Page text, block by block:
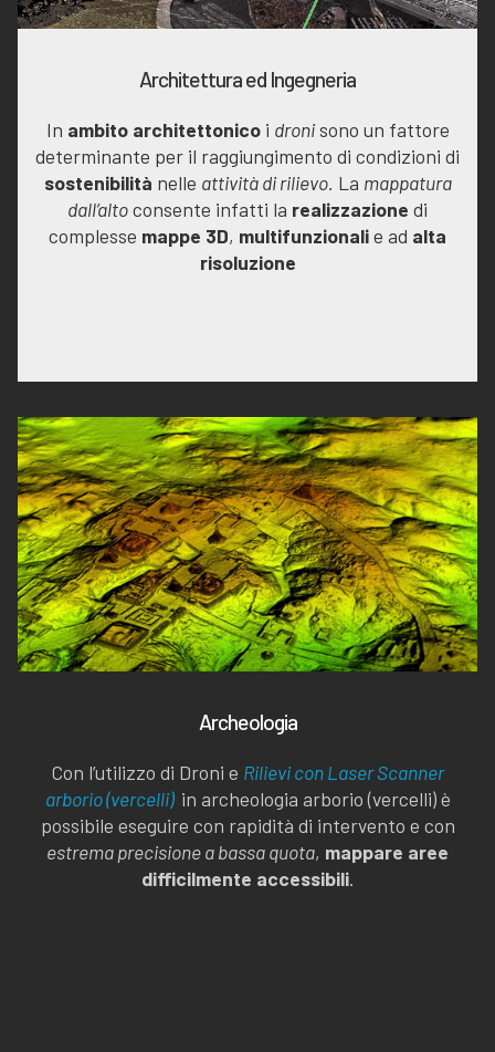
Architettura ed Ingegneria
In ambito architettonicoi dronisono un fattore
determinante per il raggiungimento di condizioni di
sostenibilità nelle attività di rilievo. La mappatura
dall’altoconsente infatti la realizzazione di
complesse mappe 3D, multifunzionalie ad alta
risoluzione
Archeologia
Con l’utilizzo di Droni e Rilievi con Laser Scanner
arborio (vercelli) in archeologia arborio (vercelli) è
possibile eseguire con rapidità di intervento e con
estrema precisione a bassa quota, mappare aree
difficilmente accessibili.